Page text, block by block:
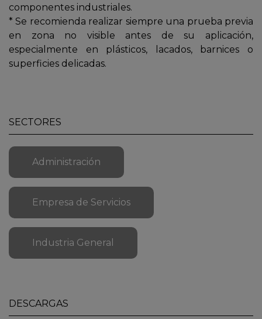
componentes industriales.
* Se recomienda realizar siempre una prueba previa
en zona no visible antes de su aplicación,
especialmente en plásticos, lacados, barnices o
superficies delicadas.
SECTORES
Administración
Empresa de Servicios
Industria General
DESCARGAS